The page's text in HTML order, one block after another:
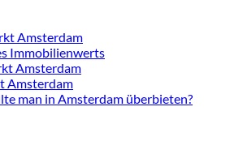
Amsterdam
Immobilienwerts
Amsterdam
Amsterdam
man in Amsterdam überbieten?